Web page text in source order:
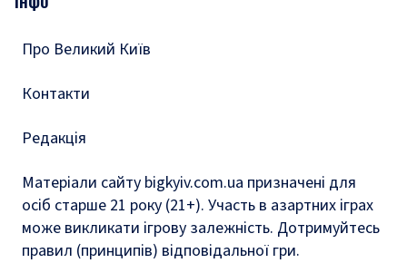
Тести
Про Великий Київ
Контакти
Редакція
Матеріали сайту bigkyiv.com.ua призначені для
осіб старше 21 року (21+). Участь в азартних іграх
може викликати ігрову залежність. Дотримуйтесь
правил (принципів) відповідальної гри.